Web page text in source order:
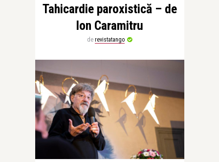
Tahicardie paroxistică – de
Ion Caramitru
de revistatango